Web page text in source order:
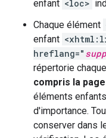
enfant <loc>
Chaque élément
enfant
hreflang="
répertorie
compris la
éléments enfants
d'importance.
conserver dans